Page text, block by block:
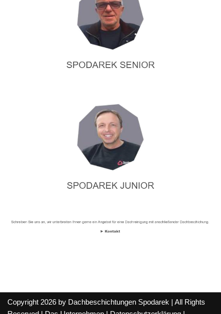
Copyright 2026 by Dachbeschichtungen Spodarek | All Rights